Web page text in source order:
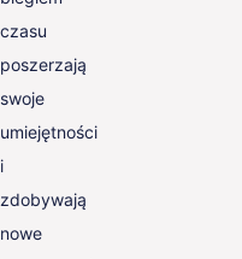
czasu
poszerzają
swoje
umiejętności
i
zdobywają
nowe